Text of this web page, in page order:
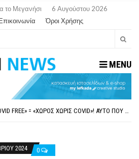
το Μεγανήσι
6 Αυγούστου 2026
Όροι Χρήσης
MENU
ΝΥΔΡΊ:ΠΙΆΣΤΗΚΑΝ ΣΤΟ ΞΎΛΟ ΟΙ ΙΔΙΟΚΤΉΤΕΣ ΤΟΥΡΙΣΤΙΚΏΝ ΣΚΑΦΏΝ.
«ΧΏΡΟΣ COVID FREE» = «ΧΏΡΟΣ ΧΩΡΊΣ COVID»! ΑΥΤΌ ΠΟΥ ΚΑΝΕΊΣ ΔΕΝ ΈΧΕΙ ΤΟΛΜΉΣΕΙ ΝΑ ΡΩΤΉΣΕΙ
ΝΗΠΙΑΓΩΓΕΊΩΝ ΣΤΗ ΛΕΥΚΆΔΑ
2024 0